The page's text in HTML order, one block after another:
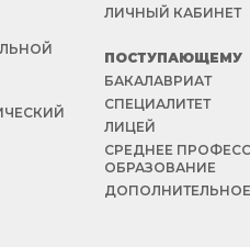
ЛИЧНЫЙ КАБИНЕТ
ПОСТУПАЮЩЕМУ
БАКАЛАВРИАТ
СПЕЦИАЛИТЕТ
ЛИЦЕЙ
СРЕДНЕЕ
ОБРАЗОВАНИЕ